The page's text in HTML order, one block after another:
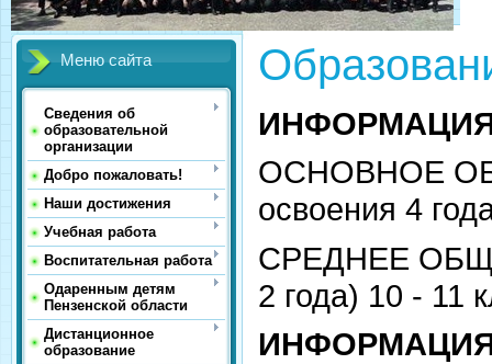
Меню сайта
Сведения об
образовательной
организации
Добро пожаловать!
Наши достижения
Учебная работа
Воспитательная работа
Одаренным детям
Пензенской области
Дистанционное
образование
ОСНОВНОЕ
освоения 4
СРЕДНЕЕ
2 года) 10 - 11